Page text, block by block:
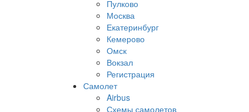
Пулково
Москва
Екатеринбург
Кемерово
Омск
Вокзал
Регистрация
Самолет
Airbus
Схемы самолетов